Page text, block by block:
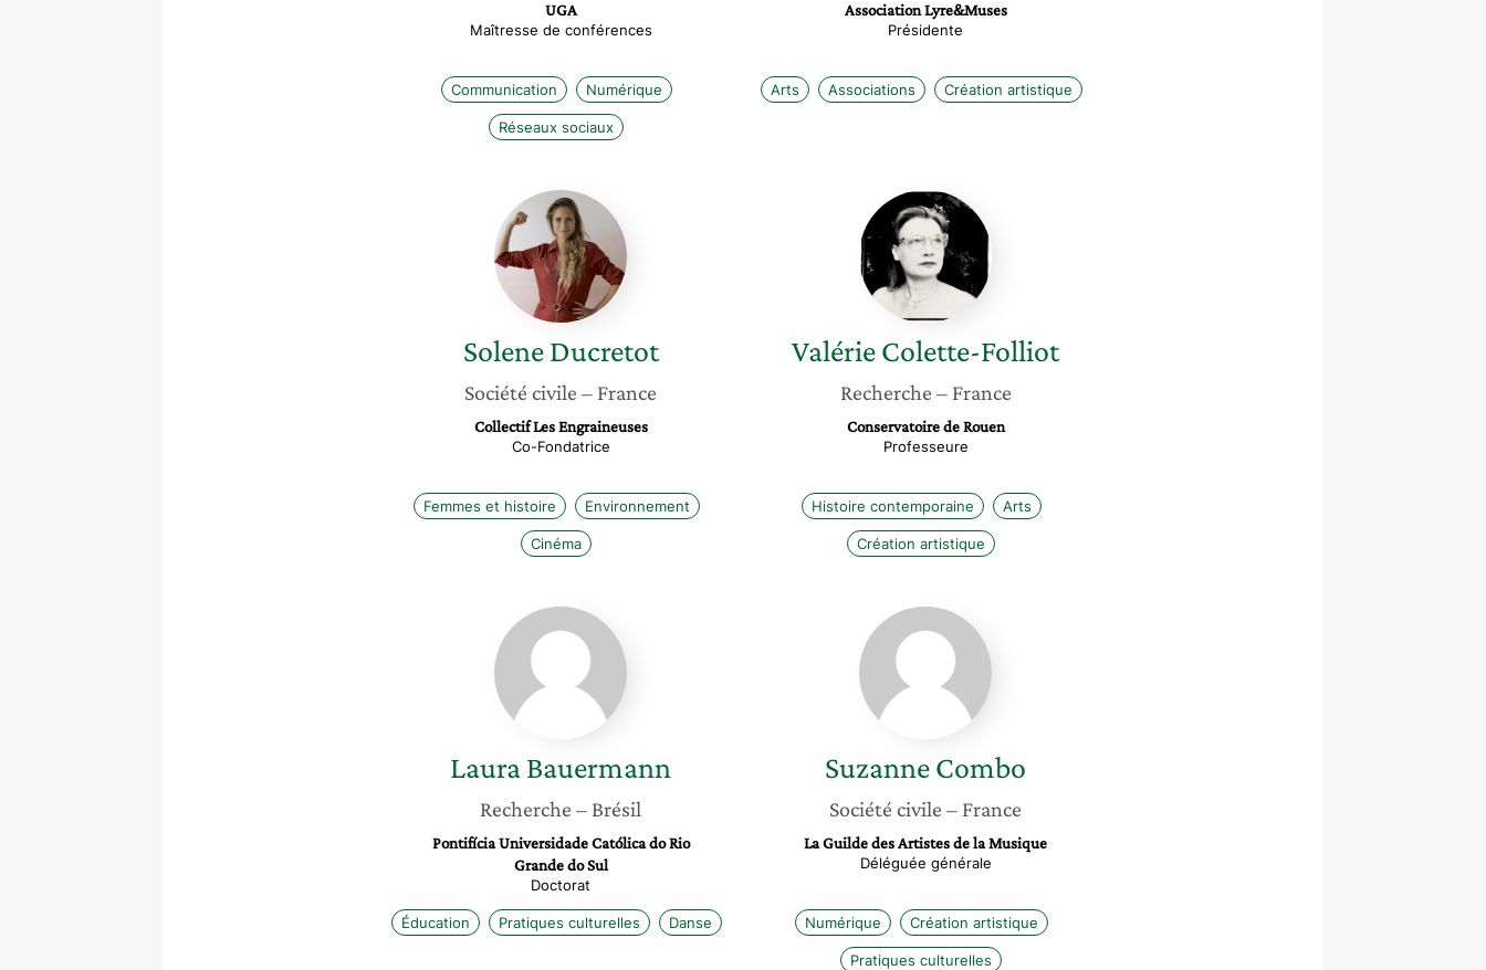
UGA
Maîtresse de conférences
Communication Numérique
Réseaux sociaux
Association Lyre&Muses
Présidente
Arts Associations Création artistique
Solene
Ducretot
Solene Ducretot
Société civile – France
Collectif Les Engraineuses
Co-Fondatrice
Femmes et histoire Environnement
Cinéma
Valérie
Colette-
Folliot
ValérieColette-Folliot
Recherche – France
Conservatoire de Rouen
Professeure
Histoire contemporaine Arts
Création artistique
Laura
Bauermann
LauraBauermann
Recherche – Brésil
Pontifícia Universidade Católica do Rio
Grande do Sul
Doctorat
Éducation Pratiques culturelles Danse
Suzanne
Combo
SuzanneCombo
Société civile – France
La Guilde des Artistes de la Musique
Déléguée générale
Numérique Création artistique
Pratiques culturelles